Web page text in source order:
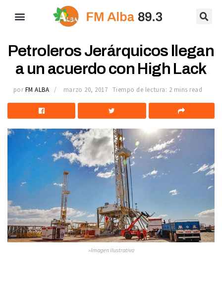
Petroleros Jerárquicos llegan
a un acuerdo con High Lack
por FM ALBA marzo 20, 2017 Tiempo de lectura: 2 mins read
»Imagen ilustrativa